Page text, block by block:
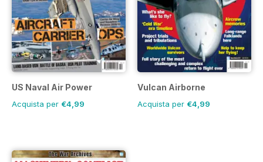
US Naval Air Power
Acquista per €4,99
Vulcan Airborne
Acquista per €4,99